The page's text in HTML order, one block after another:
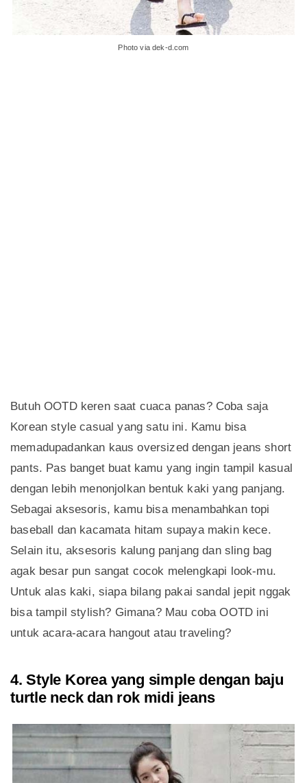
Photo via dek-d.com
Butuh OOTD keren saat cuaca panas? Coba saja
Korean style casual yang satu ini. Kamu bisa
memadupadankan kaus oversized dengan jeans short
pants. Pas banget buat kamu yang ingin tampil kasual
dengan lebih menonjolkan bentuk kaki yang panjang.
Sebagai aksesoris, kamu bisa menambahkan topi
baseball dan kacamata hitam supaya makin kece.
Selain itu, aksesoris kalung panjang dan sling bag
agak besar pun sangat cocok melengkapi look-mu.
Untuk alas kaki, siapa bilang pakai sandal jepit nggak
bisa tampil stylish? Gimana? Mau coba OOTD ini
untuk acara-acara hangout atau traveling?
4. Style Korea yang simple dengan baju
turtle neck dan rok midi jeans